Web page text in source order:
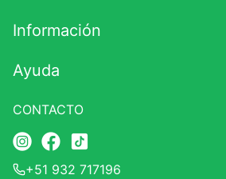
Información
Ayuda
CONTACTO
+51 932 717196